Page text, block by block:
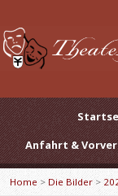
Anfahrt &
Home > Die Bilder>